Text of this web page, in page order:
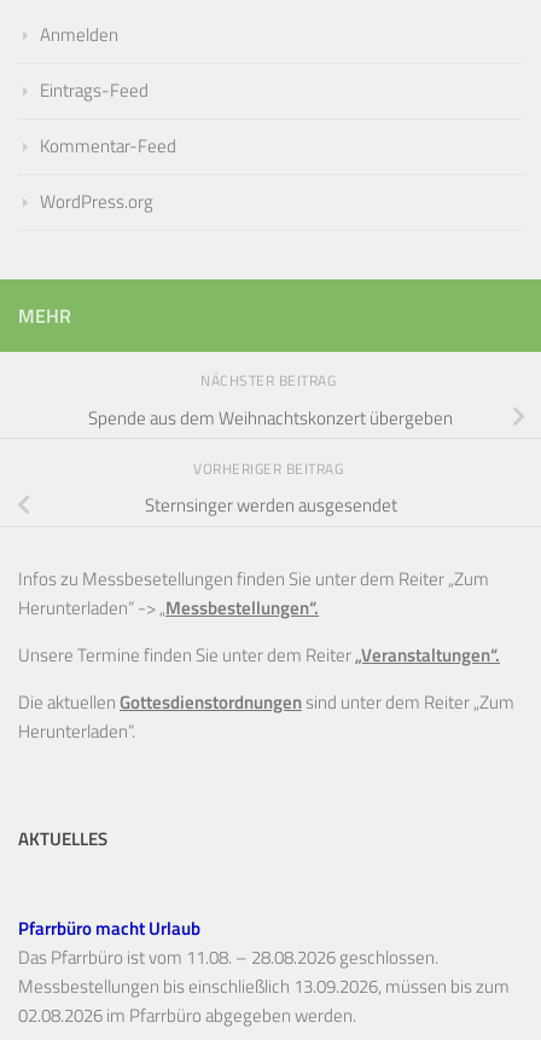
Anmelden
Eintrags-Feed
Kommentar-Feed
WordPress.org
MEHR
NÄCHSTER BEITRAG
Spende aus dem Weihnachtskonzert übergeben
VORHERIGER BEITRAG
Sternsinger werden ausgesendet
Infos zu Messbesetellungen finden Sie unter dem Reiter „Zum
Herunterladen“ ->„Messbestellungen“.
Unsere Termine finden Sie unter dem Reiter„Veranstaltungen“.
Die aktuellenGottesdienstordnungensind unter dem Reiter „Zum
Herunterladen“.
AKTUELLES
Pfarrbüro macht Urlaub
Das Pfarrbüro ist vom 11.08. – 28.08.2026 geschlossen.
Messbestellungen bis einschließlich 13.09.2026, müssen bis zum
02.08.2026 im Pfarrbüro abgegeben werden.